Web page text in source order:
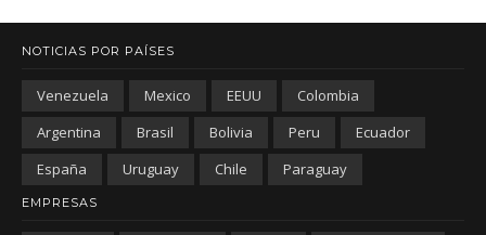
NOTICIAS POR PAÍSES
Venezuela Mexico EEUU
Colombia
Argentina
Brasil Bolivia Peru
Ecuador
España
Uruguay Chile Paraguay
EMPRESAS